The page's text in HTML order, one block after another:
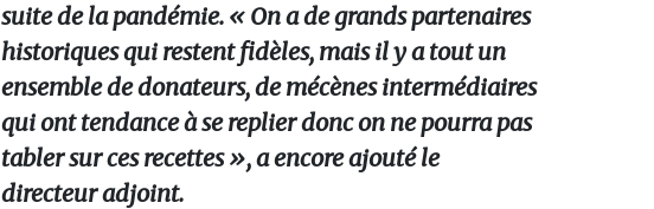
suite de la pandémie. « On a de grands partenaires
historiques qui restent fidèles, mais il y a tout un
ensemble de donateurs, de mécènes intermédiaires
qui ont tendance à se replier donc on ne pourra pas
tabler sur ces recettes », a encore ajouté le
directeur adjoint.